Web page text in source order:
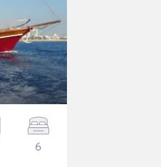
6